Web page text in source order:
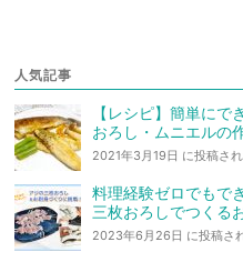
人気記事
【レシピ】簡単にで
おろし・ムニエルの
2021年3月19日 に投稿さ
料理経験ゼロでもで
三枚おろしでつくる
2023年6月26日 に投稿さ